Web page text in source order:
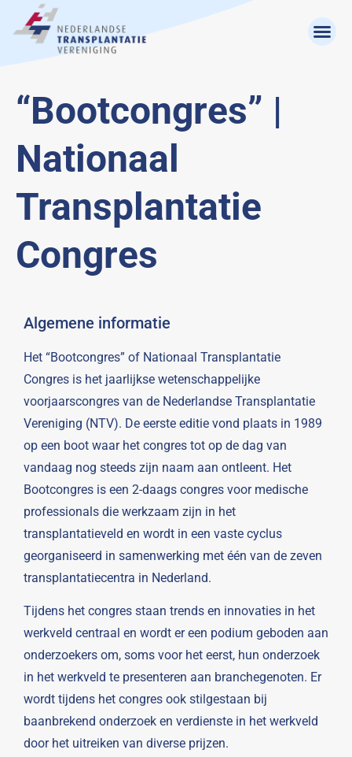
“Bootcongres” |
Nationaal
Transplantatie
Congres
Algemene informatie
Het “Bootcongres” of Nationaal Transplantatie
Congres is het jaarlijkse wetenschappelijke
voorjaarscongres van de Nederlandse Transplantatie
Vereniging (NTV). De eerste editie vond plaats in 1989
op een boot waar het congres tot op de dag van
vandaag nog steeds zijn naam aan ontleent. Het
Bootcongres is een 2-daags congres voor medische
professionals die werkzaam zijn in het
transplantatieveld en wordt in een vaste cyclus
georganiseerd in samenwerking met één van de zeven
transplantatiecentra in Nederland.
Tijdens het congres staan trends en innovaties in het
werkveld centraal en wordt er een podium geboden aan
onderzoekers om, soms voor het eerst, hun onderzoek
in het werkveld te presenteren aan branchegenoten. Er
wordt tijdens het congres ook stilgestaan bij
baanbrekend onderzoek en verdienste in het werkveld
door het uitreiken van diverse prijzen.